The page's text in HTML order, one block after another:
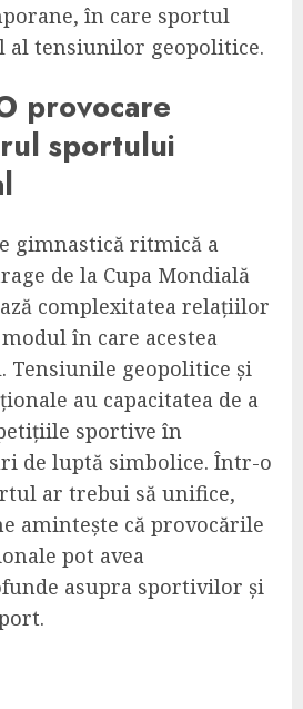
în care sportul
al tensiunilor geopolitice.
provocare
sportului
gimnastică ritmică a
de la Cupa Mondială
complexitatea relațiilor
în care acestea
Tensiunile geopolitice și
au capacitatea de a
sportive în
de luptă simbolice. Într-o
ar trebui să unifice,
amintește că provocările
pot avea
asupra sportivilor și